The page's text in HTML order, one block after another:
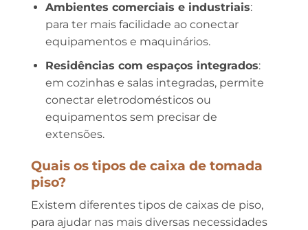
Ambientes comerciais e industriais:
para ter mais facilidade ao conectar
equipamentos e maquinários.
Residências com espaços integrados:
em cozinhas e salas integradas, permite
conectar eletrodomésticos ou
equipamentos sem precisar de
extensões.
Quais os tipos de caixa de tomada
piso?
Existem diferentes tipos de caixas de piso,
para ajudar nas mais diversas necessidades